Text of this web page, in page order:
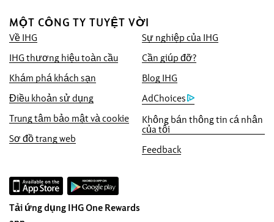
MỘT CÔNG TY TUYỆT VỜI
Về IHG
Sự nghiệp của IHG
IHG thương hiệu toàn cầu
Cần giúp đỡ?
Khám phá khách sạn
Blog IHG
Điều khoản sử dụng
AdChoices
Trung tâm bảo mật và cookie
Không bán thông tin cá nhân
của tôi
Sơ đồ trang web
Feedback
Tải ứng dụng IHG One Rewards
Chúng tôi cam kết cung cấp cho quý khách
mức giá trực tuyến thấp nhất hiện có, nếu
không chúng tôi sẽ áp dụng mức giá đó và
tặng quý vị gấp năm lần điểm IHG®
Rewards, tối đa đến 40.000 điểm.
Đảm bảo đặt chỗ trực tuyến
Phòng của bạn được đảm bảo.
Không thu phí đặt phòng!
InterContinental Hotels & Resorts trong cửa
sổ trình duyệt này.
Bảo mật dữ liệu và bảo mật trang web